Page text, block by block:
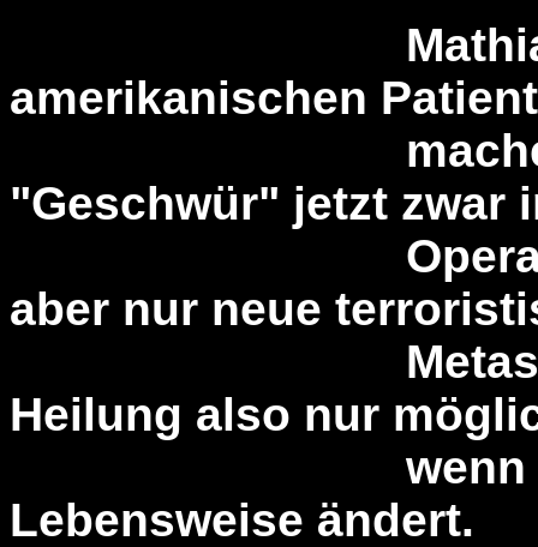
Mathias
amerikanischen
machen,
"Geschwür" jetzt zwar
Operation
aber nur neue
Metastatsen
Heilung also nur
wenn der
Lebensweise ändert.